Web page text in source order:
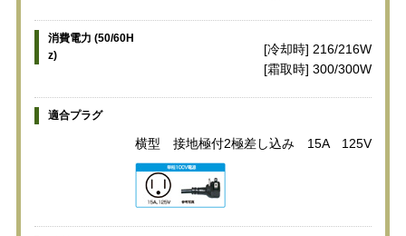
消費電力 (50/60H
z)
[冷却時] 216/216W
[霜取時] 300/300W
適合プラグ
横型 接地極付2極差し込み 15A 125V